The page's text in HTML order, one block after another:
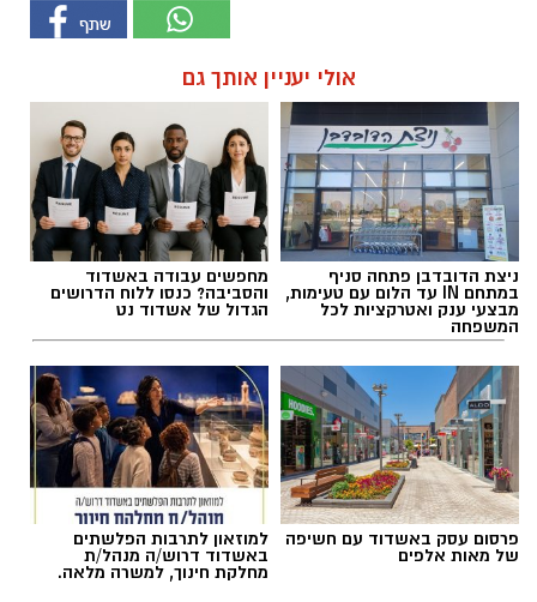
אולי יעניין אותך גם
ניצת הדובדבן פתחה סניף
במתחם IN עד הלום עם טעימות,
מבצעי ענק ואטרקציות לכל
המשפחה
מחפשים עבודה באשדוד
והסביבה? כנסו ללוח הדרושים
הגדול של אשדוד נט
פרסום עסק באשדוד עם חשיפה
של מאות אלפים
למוזאון לתרבות הפלשתים
באשדוד דרוש/ה מנהל/ת
מחלקת חינוך, למשרה מלאה.